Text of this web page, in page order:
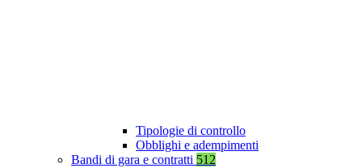
Tipologie di controllo
Obblighi e adempimenti
Bandi di gara e contratti 512